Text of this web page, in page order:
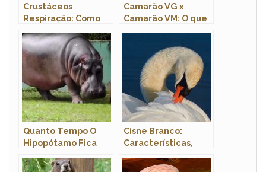
Crustáceos
Respiração: Como
Camarão VG x
Camarão VM: O que
Quanto Tempo O
Hipopótamo Fica
Ele Nada Rápido?
Cisne Branco:
Características,
Fotos